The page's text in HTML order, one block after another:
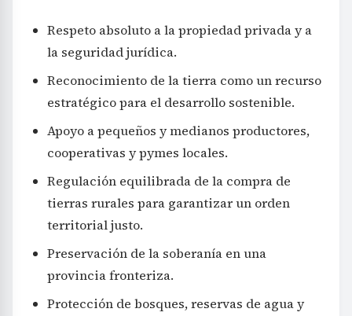
Respeto absoluto a la propiedad privada y a
la seguridad jurídica.
Reconocimiento de la tierra como un recurso
estratégico para el desarrollo sostenible.
Apoyo a pequeños y medianos productores,
cooperativas y pymes locales.
Regulación equilibrada de la compra de
tierras rurales para garantizar un orden
territorial justo.
Preservación de la soberanía en una
provincia fronteriza.
Protección de bosques, reservas de agua y